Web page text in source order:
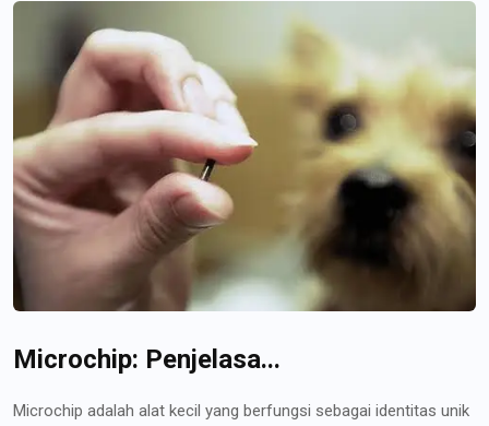
Microchip: Penjelasa...
Microchip adalah alat kecil yang berfungsi sebagai identitas unik